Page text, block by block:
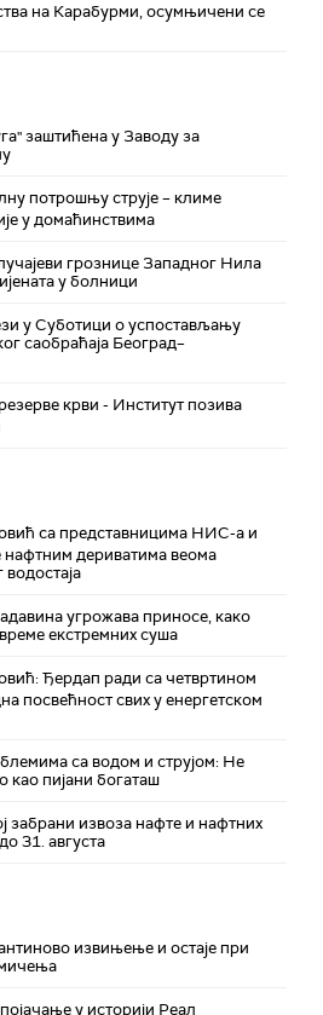
на Карабурми, осумњичени се
заштићена у Заводу за
потрошњу струје – климе
у домаћинствима
грознице Западног Нила
у болници
у Суботици о успостављању
саобраћаја Београд–
крви - Институт позива
са представницима НИС-а и
дериватима веома
угрожава приносе, како
екстремних суша
Ђердап ради са четвртином
посвећност свих у енергетском
са водом и струјом: Не
пијани богаташ
забрани извоза нафте и нафтних
31. августа
извињење и остаје при
у историји Реал